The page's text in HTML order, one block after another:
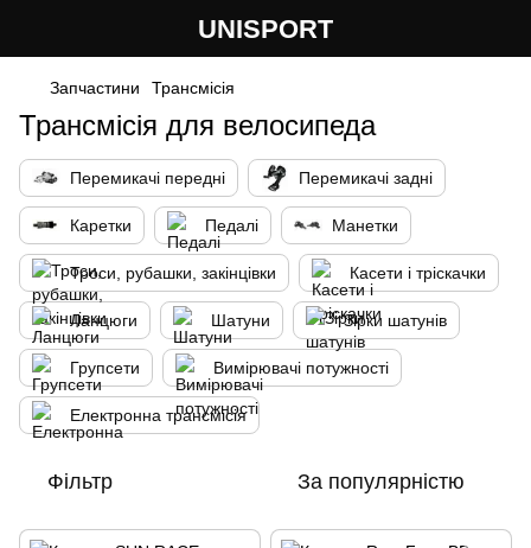
UNISPORT
Запчастини Трансмісія
Трансмісія для велосипеда
Перемикачі передні Перемикачі задні
Каретки Педалі Манетки
Троси, рубашки, закінцівки Касети і тріскачки
Ланцюги Шатуни Зірки шатунів
Групсети Вимірювачі потужності
Електронна трансмісія
Фільтр За популярністю